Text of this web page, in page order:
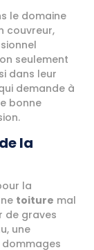
le domaine
couvreur,
seulement
dans leur
demande à
bonne
la
la
toiture mal
de graves
une